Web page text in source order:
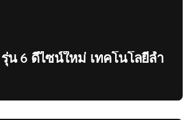
รุ่น 6 ดีไซน์ใหม่ เทคโนโลยีล้ำ